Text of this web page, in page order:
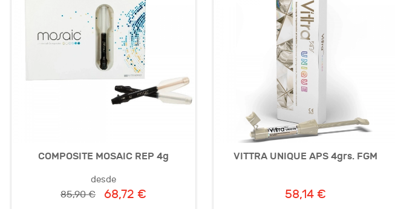
COMPOSITE MOSAIC REP 4g
desde
85,90 € 68,72 €
VITTRA UNIQUE APS 4grs. FGM
58,14 €